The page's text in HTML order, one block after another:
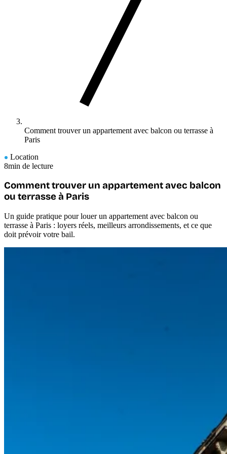
Comment trouver un appartement avec balcon ou terrasse à
Paris
Location
8min de lecture
Comment trouver un appartement avec balcon
ou terrasse à Paris
Un guide pratique pour louer un appartement avec balcon ou
terrasse à Paris : loyers réels, meilleurs arrondissements, et ce que
doit prévoir votre bail.